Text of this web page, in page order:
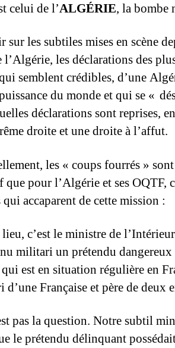
celui de l’ALGÉRIE, la bombe
sur les subtiles mises en scène
l’Algérie, les déclarations des
semblent crédibles, d’une
du monde et qui se «
déclarations sont reprises,
droite et une droite à l’affut.
les « coups fourrés » sont
que pour l’Algérie et ses OQTF,
accaparent de cette mission :
c’est le ministre de
militari un prétendu
est en situation régulière en
d’une Française et père de deux
pas la question. Notre subtil
le prétendu délinquant